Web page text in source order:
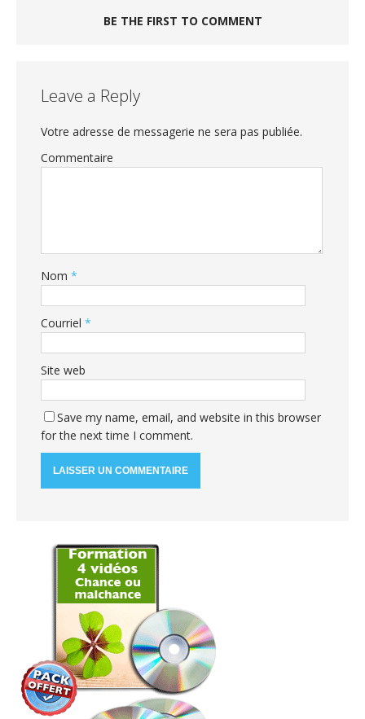
BE THE FIRST TO COMMENT
Leave a Reply
Votre adresse de messagerie ne sera pas publiée.
Commentaire
Nom *
Courriel *
Site web
Save my name, email, and website in this browser
for the next time I comment.